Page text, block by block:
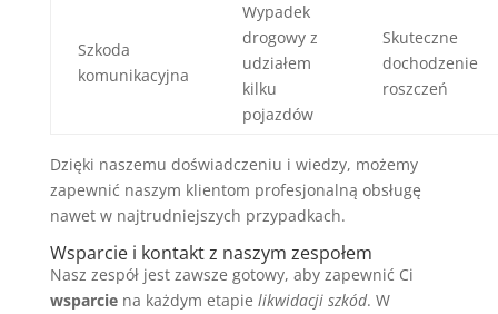
Szkoda
komunikacyjna
Wypadek
drogowy z
udziałem
kilku
pojazdów
Skuteczne
dochodzenie
roszczeń
Dzięki naszemu doświadczeniu i wiedzy, możemy
zapewnić naszym klientom profesjonalną obsługę
nawet w najtrudniejszych przypadkach.
Wsparcie i kontakt z naszym zespołem
Nasz zespół jest zawsze gotowy, aby zapewnić Ci
wsparciena każdym etapie likwidacji szkód. W